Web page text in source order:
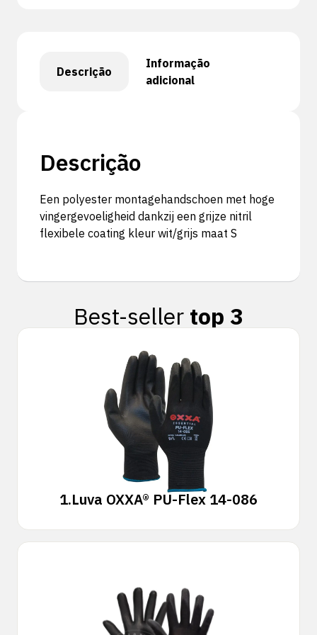
Descrição
Informação
adicional
Descrição
Een polyester montagehandschoen met hoge
vingergevoeligheid dankzij een grijze nitril
flexibele coating kleur wit/grijs maat S
Best-seller top 3
1.Luva OXXA® PU-Flex 14-086